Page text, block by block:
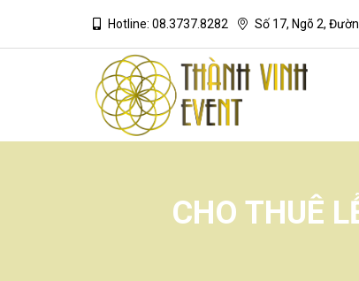
Hotline: 08.3737.8282 Số 17, Ngõ 2,
CHO THUÊ